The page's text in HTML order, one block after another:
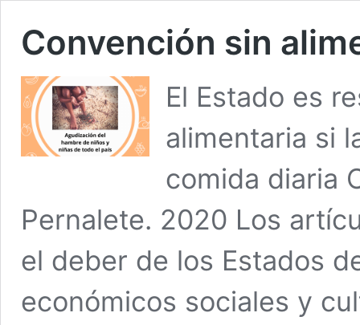
Convención sin
El Estado es
alimentaria si
comida diaria
Pernalete. 2020 Los
el deber de los Estados
económicos sociales y